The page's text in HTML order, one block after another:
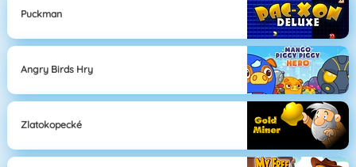
Puckman
Angry Birds Hry
Zlatokopecké